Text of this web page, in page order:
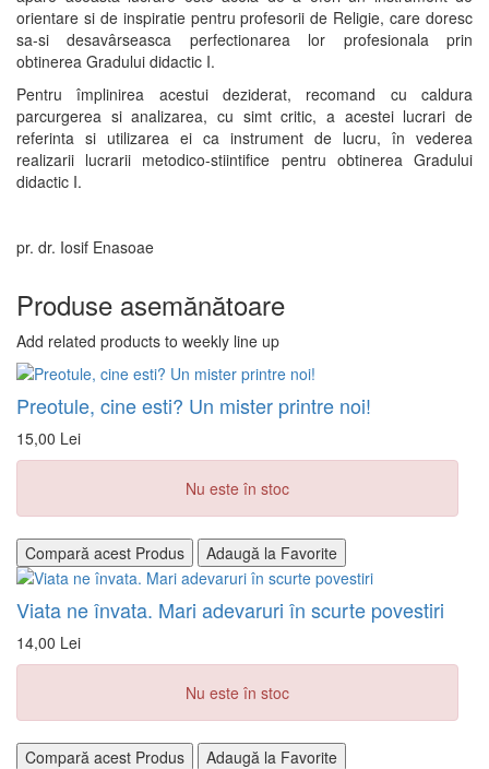
orientare si de inspiratie pentru profesorii de Religie, care doresc
sa-si desavârseasca perfectionarea lor profesionala prin
obtinerea Gradului didactic I.
Pentru împlinirea acestui deziderat, recomand cu caldura
parcurgerea si analizarea, cu simt critic, a acestei lucrari de
referinta si utilizarea ei ca instrument de lucru, în vederea
realizarii lucrarii metodico-stiintifice pentru obtinerea Gradului
didactic I.
pr. dr. Iosif Enasoae
Produse asemănătoare
Add related products to weekly line up
Preotule, cine esti? Un mister printre noi!
15,00 Lei
Nu este în stoc
Compară acest Produs Adaugă la Favorite
Viata ne învata. Mari adevaruri în scurte povestiri
14,00 Lei
Nu este în stoc
Compară acest Produs Adaugă la Favorite